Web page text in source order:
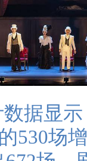
数据显
530场